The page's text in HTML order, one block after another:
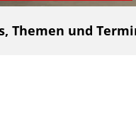
Themen und